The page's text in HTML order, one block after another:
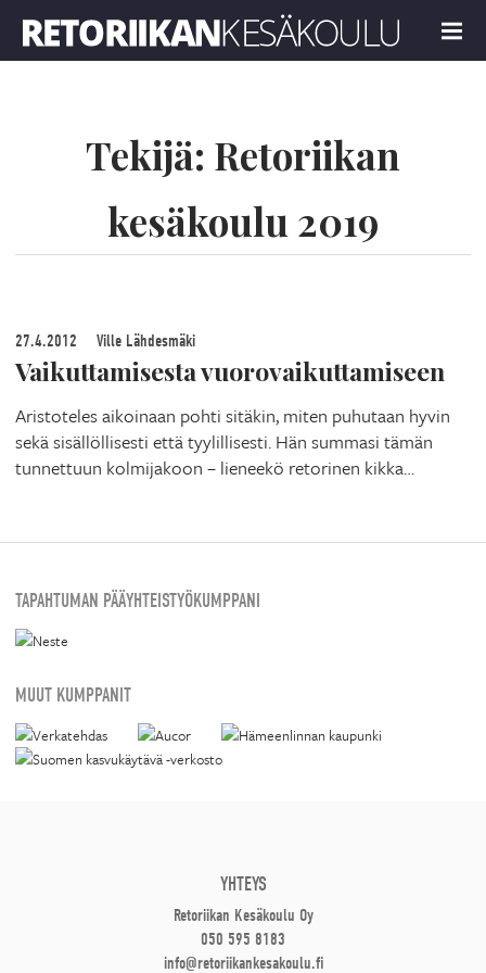
MENU
Tekijä: Retoriikan
kesäkoulu 2019
27.4.2012 Ville Lähdesmäki
Vaikuttamisesta vuorovaikuttamiseen
Aristoteles aikoinaan pohti sitäkin, miten puhutaan hyvin
sekä sisällöllisesti että tyylillisesti. Hän summasi tämän
tunnettuun kolmijakoon – lieneekö retorinen kikka…
TAPAHTUMAN PÄÄYHTEISTYÖKUMPPANI
MUUT KUMPPANIT
YHTEYS
Retoriikan Kesäkoulu Oy
050 595 8183
info@retoriikankesakoulu.fi